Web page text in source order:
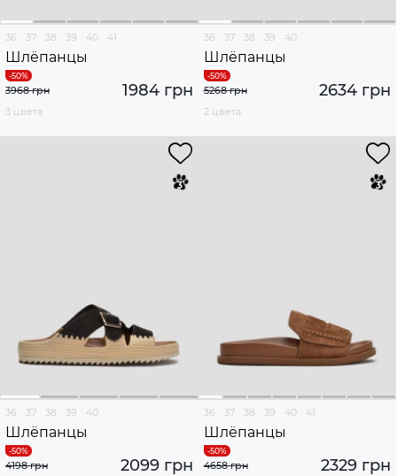
36 37 38 39 40 41
Шлёпанцы
1984 грн
3968 грн
3 цвета
36 37 38 39 40
Шлёпанцы
2634 грн
5268 грн
2 цвета
36 37 38 39 40
Шлёпанцы
2099 грн
4198 грн
36 37 38 39 40 41
Шлёпанцы
2329 грн
4658 грн